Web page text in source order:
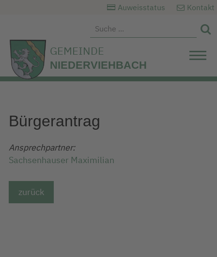
Auweisstatus Kontakt

GEMEINDE
NIEDERVIEHBACH
Bürgerantrag
Ansprechpartner:
Sachsenhauser Maximilian
zurück